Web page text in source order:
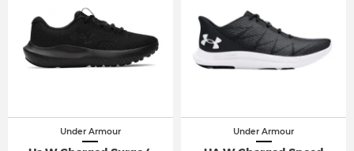
Under Armour Under Armour